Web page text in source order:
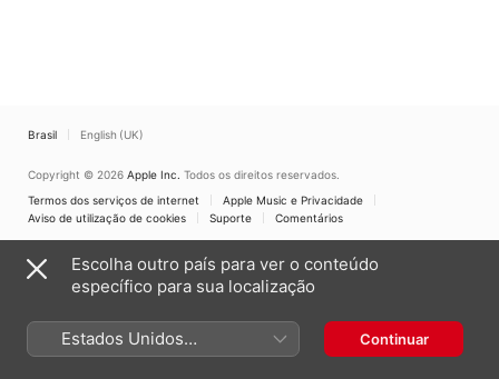
Brasil English (UK)
Copyright © 2026 Apple Inc. Todos os direitos reservados.
Termos dos serviços de internet
Apple Music e Privacidade
Aviso de utilização de cookies
Suporte Comentários
Escolha outro país para ver o conteúdo
específico para sua localização
Estados Unidos
(Português Brasil)
Continuar